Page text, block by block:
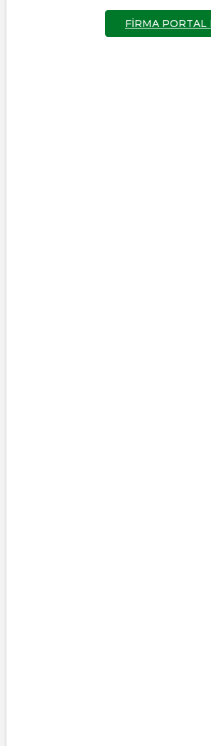
FİRMA PORTAL